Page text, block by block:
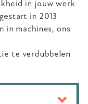
in jouw werk
in 2013
in machines, ons
te verdubbelen